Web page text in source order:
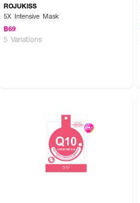
ROJUKISS
5X Intensive Mask
฿69
5 Variations